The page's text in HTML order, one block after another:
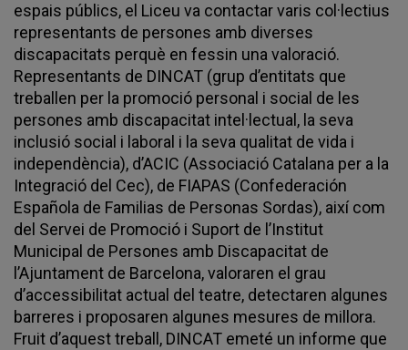
espais públics, el Liceu va contactar varis col·lectius
representants de persones amb diverses
discapacitats perquè en fessin una valoració.
Representants de DINCAT (grup d’entitats que
treballen per la promoció personal i social de les
persones amb discapacitat intel·lectual, la seva
inclusió social i laboral i la seva qualitat de vida i
independència), d’ACIC (Associació Catalana per a la
Integració del Cec), de FIAPAS (Confederación
Española de Familias de Personas Sordas), així com
del Servei de Promoció i Suport de l’Institut
Municipal de Persones amb Discapacitat de
l’Ajuntament de Barcelona, valoraren el grau
d’accessibilitat actual del teatre, detectaren algunes
barreres i proposaren algunes mesures de millora.
Fruit d’aquest treball, DINCAT emeté un informe que